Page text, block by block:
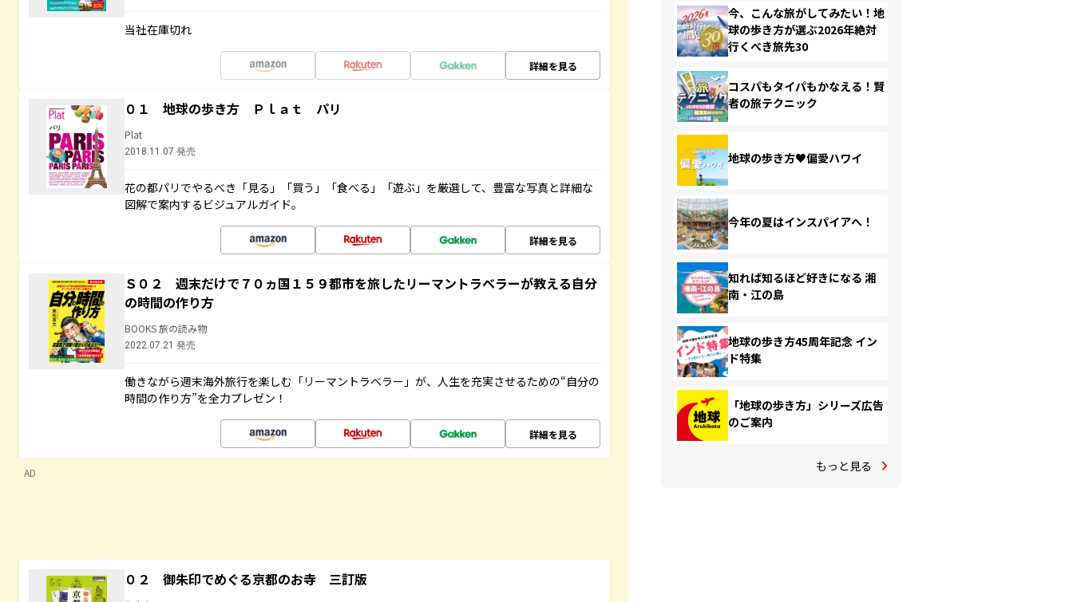
当社在庫切れ
詳細を見る
０１ 地球の歩き方 Ｐｌａｔ パリ
Plat
2018.11.07 発売
花の都パリでやるべき「見る」「買う」「食べる」「遊ぶ」を厳選して、豊富な写真と詳細な
図解で案内するビジュアルガイド。
詳細を見る
Ｓ０２ 週末だけで７０ヵ国１５９都市を旅したリーマントラベラーが教える自分
の時間の作り方
BOOKS 旅の読み物
2022.07.21 発売
働きながら週末海外旅行を楽しむ「リーマントラベラー」が、人生を充実させるための“自分の
時間の作り方”を全力プレゼン！
詳細を見る
AD
０２ 御朱印でめぐる京都のお寺 三訂版
今、こんな旅がしてみたい！地
球の歩き方が選ぶ2026年絶対
行くべき旅先30
コスパもタイパもかなえる！賢
者の旅テクニック
地球の歩き方♥偏愛ハワイ
今年の夏はインスパイアへ！
知れば知るほど好きになる 湘
南・江の島
地球の歩き方45周年記念 イン
ド特集
「地球の歩き方」シリーズ広告
のご案内
もっと見る